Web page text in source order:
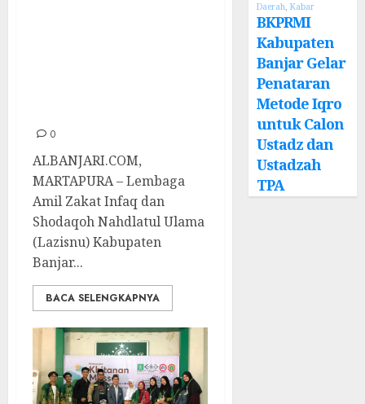
0
ALBANJARI.COM,
MARTAPURA – Lembaga
Amil Zakat Infaq dan
Shodaqoh Nahdlatul Ulama
(Lazisnu) Kabupaten
Banjar...
BACA SELENGKAPNYA
Daerah,Kabar
BKPRMI
Kabupaten
Banjar Gelar
Penataran
Metode Iqro
untuk Calon
Ustadz dan
Ustadzah
TPA